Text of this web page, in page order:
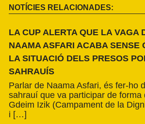
NOTÍCIES RELACIONADES:
LA CUP ALERTA QUE LA VAGA
NAAMA ASFARI ACABA SENSE
LA SITUACIÓ DELS PRESOS
SAHRAUÍS
Parlar de Naama Asfari, és fer-ho
sahrauí que va participar de forma
Gdeim Izik (Campament de la
i […]